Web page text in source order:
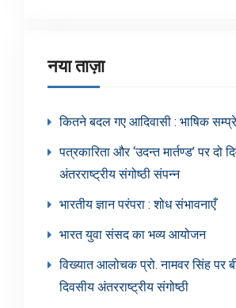
नया ताज़ा
कितने बदल गए आदिवासी : भाषिक
पत्रकारिता और ‘उदन्त मार्तण्ड’ पर दो
अंतरराष्ट्रीय संगोष्ठी संपन्न
भारतीय ज्ञान परंपरा : शोध संभावनाएँ
भारत युवा संसद का भव्य आयोजन
विख्यात आलोचक प्रो. नामवर सिंह पर
दिवसीय अंतरराष्ट्रीय संगोष्ठी